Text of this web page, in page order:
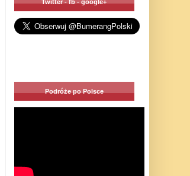
Twitter - fb - google+
Podróże po Polsce